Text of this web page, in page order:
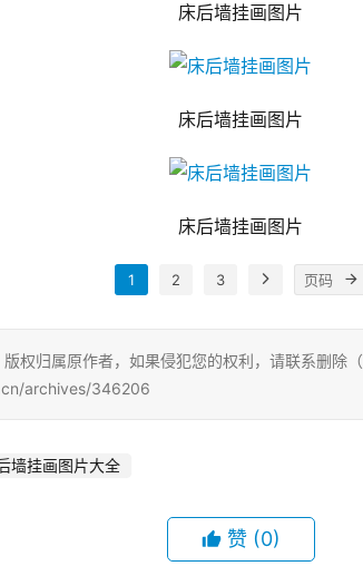
床后墙挂画图片
床后墙挂画图片
床后墙挂画图片
1 2 3
权归属原作者，如果侵犯您的权利，请联系删除（
archives/346206
墙挂画图片大全
赞 (0)